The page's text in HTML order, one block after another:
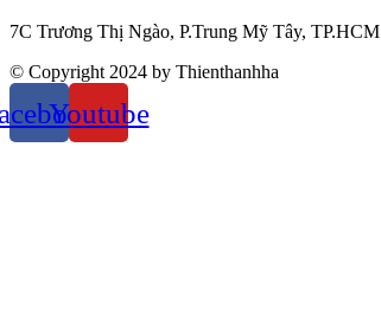
7C Trương Thị Ngào, P.Trung Mỹ Tây, TP.HCM
© Copyright 2024 by Thienthanhha
Youtube